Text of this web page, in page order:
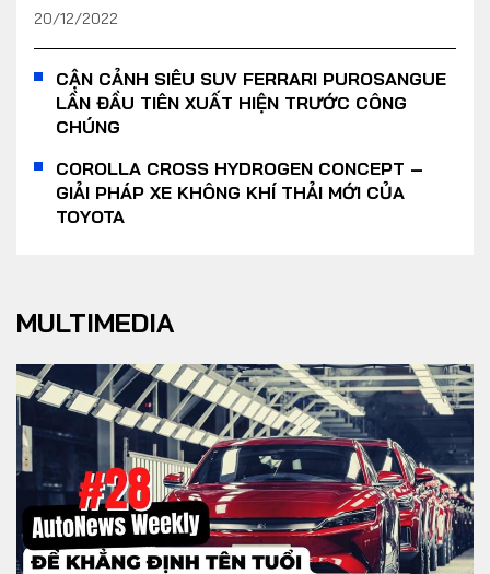
20/12/2022
CẬN CẢNH SIÊU SUV FERRARI PUROSANGUE
LẦN ĐẦU TIÊN XUẤT HIỆN TRƯỚC CÔNG
CHÚNG
COROLLA CROSS HYDROGEN CONCEPT –
GIẢI PHÁP XE KHÔNG KHÍ THẢI MỚI CỦA
TOYOTA
MULTIMEDIA